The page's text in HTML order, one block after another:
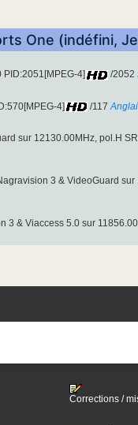
One (indéfini,
4] /2052
4] /117
sur 12130.00MHz, pol.H
3 & VideoGuard
3 & Viaccess 5.0 sur
Corrections /